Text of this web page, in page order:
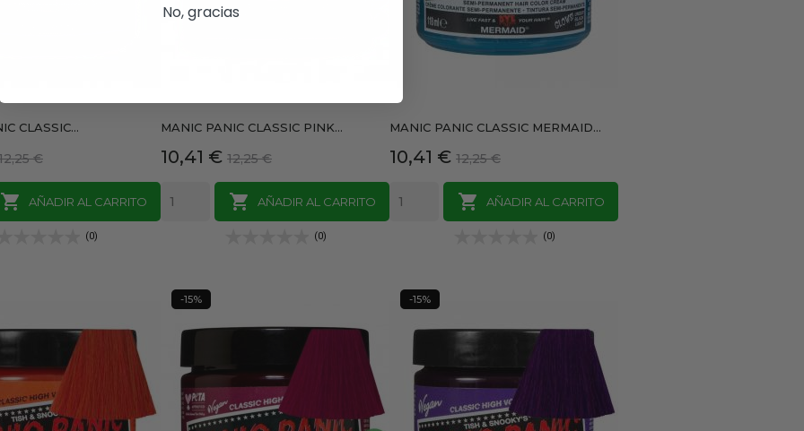
CLASSIC...
€
 AÑADIR AL CARRITO
(0)
MANIC PANIC CLASSIC PINK...
Precio
10,41 € Precio
base
12,25 €
 AÑADIR AL CARRITO
(0)
MANIC PANIC CLASSIC MERMAID...
Precio
10,41 € Precio
base
12,25 €
 AÑADIR AL CARRITO
(0)
-15% -15%
No, gracias